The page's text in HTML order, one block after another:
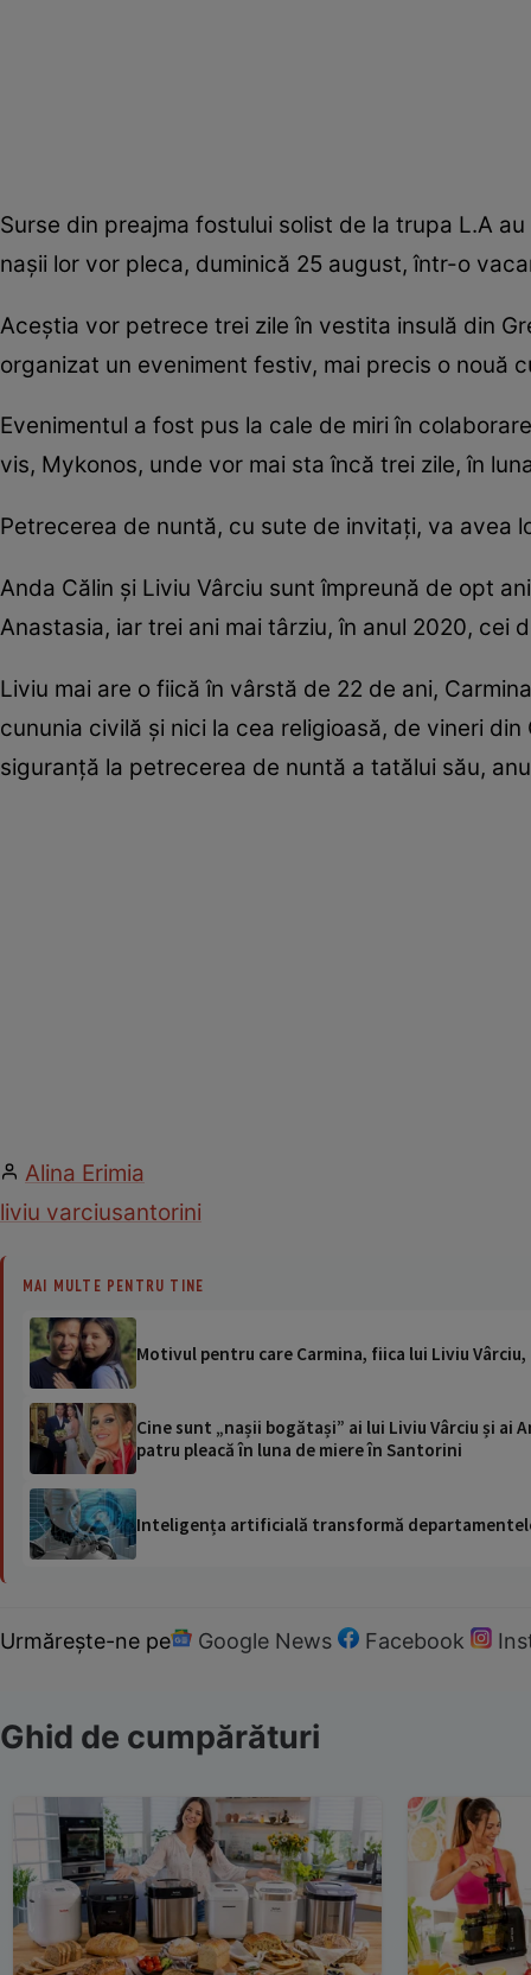
Surse din preajma fostului solist de la trupa L.A
nașii lor vor pleca, duminică 25 august, într-o
Aceștia vor petrece trei zile în vestita insulă din
organizat un eveniment festiv, mai precis o nouă
Evenimentul a fost pus la cale de miri în
vis, Mykonos, unde vor mai sta încă trei zile, în
Petrecerea de nuntă, cu sute de invitați, va avea
Anda Călin și Liviu Vârciu sunt împreună de opt
Anastasia, iar trei ani mai târziu, în anul 2020, cei
Liviu mai are o fiică în vârstă de 22 de ani,
cununia civilă și nici la cea religioasă, de vineri
siguranță la petrecerea de nuntă a tatălui său,
Alina Erimia
liviu varciusantorini
MAI MULTE PENTRU TINE
Motivul pentru care Carmina, fiica lui Liviu
Cine sunt „nașii bogătași” ai lui Liviu Vârciu și ai
patru pleacă în luna de miere în Santorini
Inteligența artificială transformă
Urmărește-ne pe Google News Facebook
Ghid de cumpărături